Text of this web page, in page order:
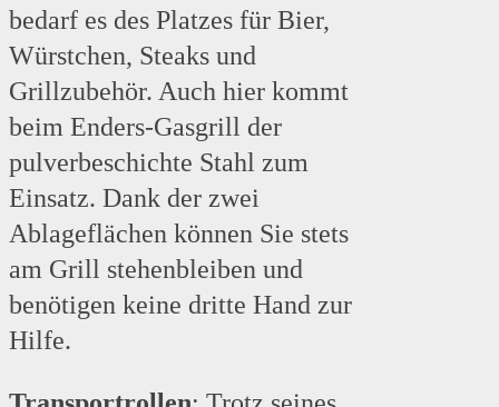
bedarf es des Platzes für Bier,
Würstchen, Steaks und
Grillzubehör. Auch hier kommt
beim Enders-Gasgrill der
pulverbeschichte Stahl zum
Einsatz. Dank der zwei
Ablageflächen können Sie stets
am Grill stehenbleiben und
benötigen keine dritte Hand zur
Hilfe.